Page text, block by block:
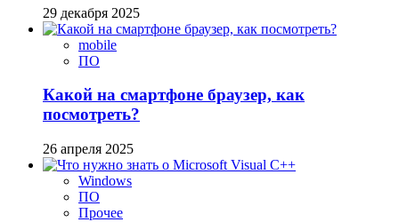
29 декабря 2025
mobile
ПО
Какой на смартфоне браузер, как
посмотреть?
26 апреля 2025
Windows
ПО
Прочее